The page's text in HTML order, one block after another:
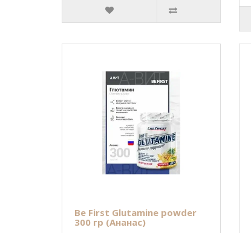
Be First Glutamine powder
300 гр (Ананас)